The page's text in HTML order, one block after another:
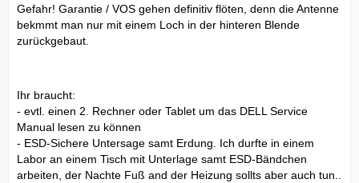
Gefahr! Garantie / VOS gehen definitiv flöten, denn die Antenne
bekmmt man nur mit einem Loch in der hinteren Blende
zurückgebaut.
Ihr braucht:
- evtl. einen 2. Rechner oder Tablet um das DELL Service
Manual lesen zu können
- ESD-Sichere Untersage samt Erdung. Ich durfte in einem
Labor an einem Tisch mit Unterlage samt ESD-Bändchen
arbeiten, der Nachte Fuß and der Heizung sollts aber auch tun..